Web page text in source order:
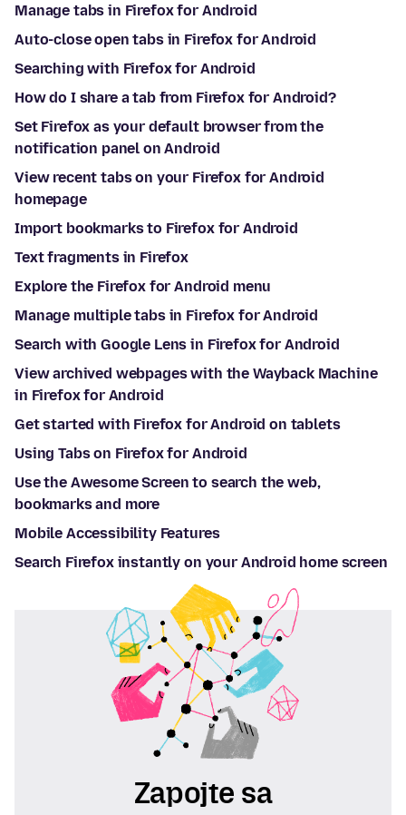
Manage tabs in Firefox for Android
Auto-close open tabs in Firefox for Android
Searching with Firefox for Android
How do I share a tab from Firefox for Android?
Set Firefox as your default browser from the
notification panel on Android
View recent tabs on your Firefox for Android
homepage
Import bookmarks to Firefox for Android
Text fragments in Firefox
Explore the Firefox for Android menu
Manage multiple tabs in Firefox for Android
Search with Google Lens in Firefox for Android
View archived webpages with the Wayback Machine
in Firefox for Android
Get started with Firefox for Android on tablets
Using Tabs on Firefox for Android
Use the Awesome Screen to search the web,
bookmarks and more
Mobile Accessibility Features
Search Firefox instantly on your Android home screen
Zapojte sa